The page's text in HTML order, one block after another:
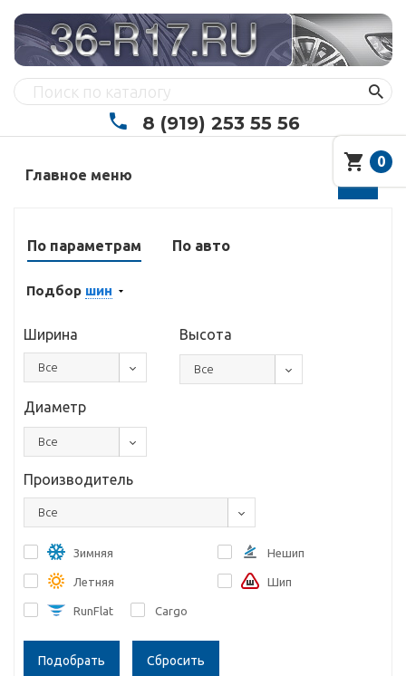
8 (919) 253 55 56
Главное меню
По параметрам По авто
Подбор шин
Ширина
Все
Высота
Все
Диаметр
Все
Производитель
Все
Зимняя
Летняя
RunFlat Cargo
Нешип
Шип
Сбросить
0